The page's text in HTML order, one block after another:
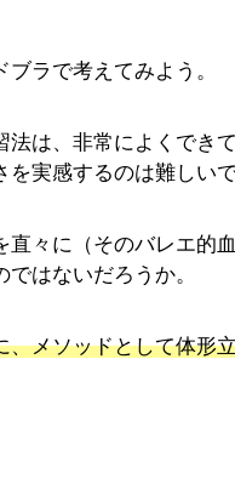
ラで考えてみよう。
法は、非常によくでき
実感するのは難しいで
々に（そのバレエ的
はないだろうか。
、メソッドとして体形